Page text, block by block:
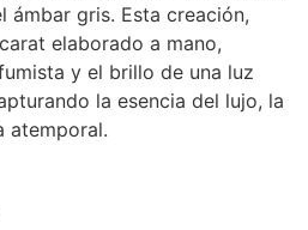
ámbar gris. Esta creación,
elaborado a mano,
y el brillo de una luz
la esencia del lujo, la
atemporal.